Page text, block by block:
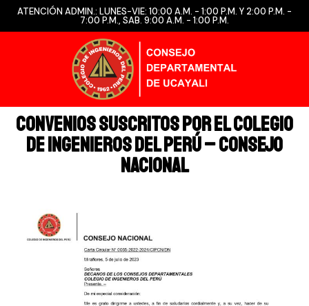
ATENCIÓN ADMIN.: LUNES-VIE: 10:00 A.M. - 1:00 P.M. Y 2:00 P.M. -
7:00 P.M., SAB. 9:00 A.M. - 1:00 P.M.
CONVENIOS SUSCRITOS POR EL COLEGIO
DE INGENIEROS DEL PERÚ – CONSEJO
NACIONAL